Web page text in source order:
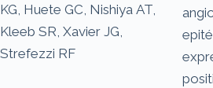
KG, Huete GC, Nishiya AT,
Kleeb SR, Xavier JG,
Strefezzi RF